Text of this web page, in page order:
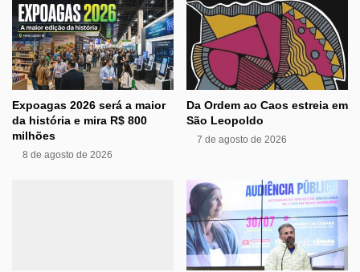
Expoagas 2026 será a maior
da história e mira R$ 800
milhões
8 de agosto de 2026
Da Ordem ao Caos estreia em
São Leopoldo
7 de agosto de 2026